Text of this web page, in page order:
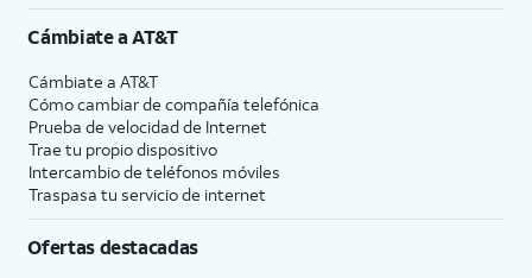
Cámbiate aAT&T
Cámbiate a AT&T
Cómo cambiar de compañía telefónica
Prueba de velocidad de Internet
Trae tu propio dispositivo
Intercambio de teléfonos móviles
Traspasa tu servicio de internet
Ofertas destacadas